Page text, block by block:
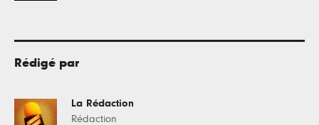
Rédigé par
La Rédaction
Rédaction